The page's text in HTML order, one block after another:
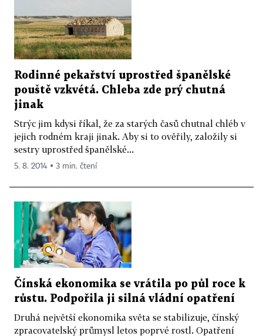
Rodinné pekařství uprostřed španělské
pouště vzkvétá. Chleba zde prý chutná
jinak
Strýc jim kdysi říkal, že za starých časů chutnal chléb v
jejich rodném kraji jinak. Aby si to ověřily, založily si
sestry uprostřed španělské...
5. 8. 2014 ▪ 3 min. čtení
Čínská ekonomika se vrátila po půl roce k
růstu. Podpořila ji silná vládní opatření
Druhá největší ekonomika světa se stabilizuje, čínský
zpracovatelský průmysl letos poprvé rostl. Opatření